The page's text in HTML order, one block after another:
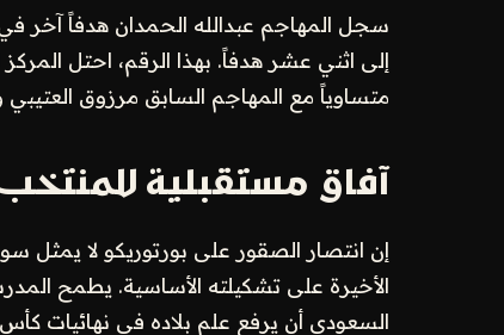
سجل المهاجم عبدالله الحمدان هدفاً آخر
إلى اثني عشر هدفاً. بهذا الرقم، احتل
متساوياً مع المهاجم السابق مرزوق
آفاق مستقبلية
إن انتصار الصقور على بورتوريكو لا
الأخيرة على تشكيلته الأساسية. يطمح
السعودي أن يرفع علم بلاده في نهائيات كأس العالم 2026 ويتحدى